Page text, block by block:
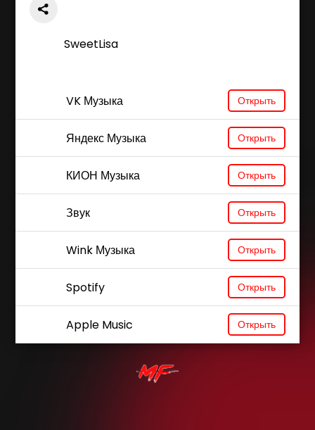
SweetLisa
VK Музыка Открыть
Яндекс Музыка Открыть
КИОН Музыка Открыть
Звук Открыть
Wink Музыка Открыть
Spotify Открыть
Apple Music Открыть